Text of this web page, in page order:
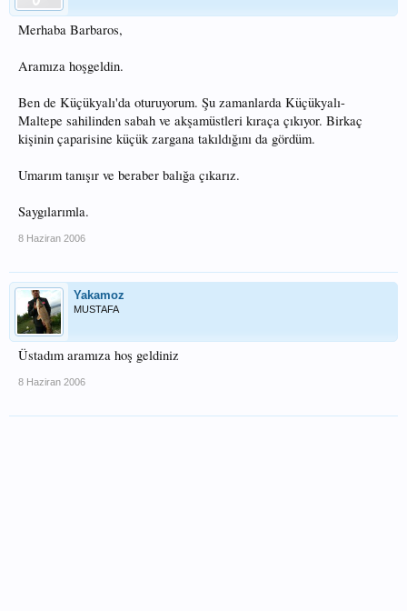
Merhaba Barbaros,
Aramıza hoşgeldin.
Ben de Küçükyalı'da oturuyorum. Şu zamanlarda Küçükyalı-
Maltepe sahilinden sabah ve akşamüstleri kıraça çıkıyor. Birkaç
kişinin çaparisine küçük zargana takıldığını da gördüm.
Umarım tanışır ve beraber balığa çıkarız.
Saygılarımla.
8 Haziran 2006
Yakamoz
MUSTAFA
Üstadım aramıza hoş geldiniz
8 Haziran 2006